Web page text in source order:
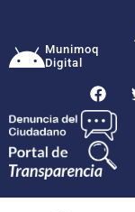
Munimoq
Digital